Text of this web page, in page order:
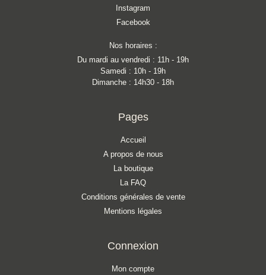
Instagram
Facebook
Nos horaires :
Du mardi au vendredi : 11h - 19h
Samedi : 10h - 19h
Dimanche : 14h30 - 18h
Pages
Accueil
A propos de nous
La boutique
La FAQ
Conditions générales de vente
Mentions légales
Connexion
Mon compte